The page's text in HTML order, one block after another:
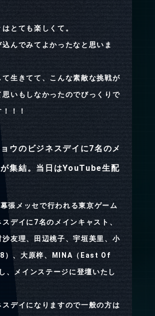
とても楽しくて。
んでみてよかったなと思いま
て生きてて、こんな素敵な挑戦が
思いもしなかったのでびっくりで
！！
ウのビジネスデイに7名のメ
集結。当日はYouTube生配
張メッセで行われる東京ゲーム
デイに7名のメインキャスト、
沙友理、田辺桃子、宇垣美里、小
）、大原梓、MINA（East Of
、メインステージに登壇いたし
スデイになりますので一般の方は